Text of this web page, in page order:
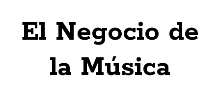
El Negocio de
la Música